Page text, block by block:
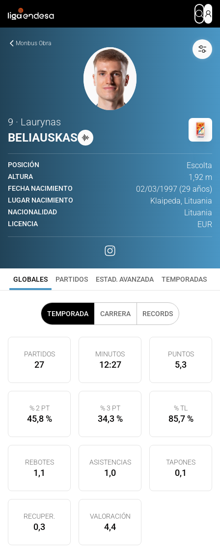
Monbus Obra
9 · Laurynas
BELIAUSKAS
POSICIÓN Escolta
ALTURA 1,92 m
FECHA NACIMIENTO 02/03/1997 (29 años)
LUGAR NACIMIENTO Klaipeda, Lituania
NACIONALIDAD Lituania
LICENCIA EUR
GLOBALES PARTIDOS ESTAD. AVANZADA TEMPORADAS
TEMPORADA CARRERA RECORDS
PARTIDOS
27
MINUTOS
12:27
PUNTOS
5,3
% 2 PT
45,8 %
% 3 PT
34,3 %
% TL
85,7 %
REBOTES
1,1
ASISTENCIAS
1,0
TAPONES
0,1
RECUPER.
0,3
VALORACIÓN
4,4